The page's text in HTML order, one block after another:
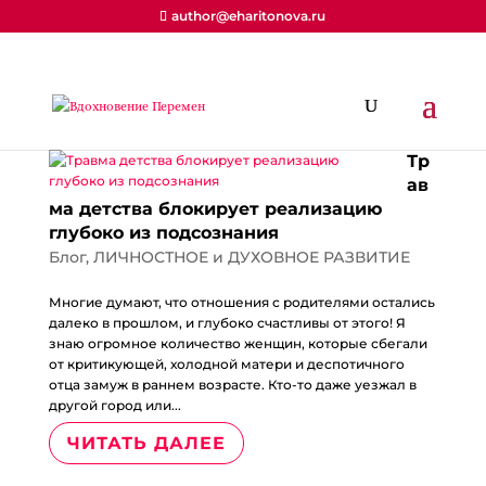
author@eharitonova.ru
Тр
ав
ма детства блокирует реализацию
глубоко из подсознания
Блог, ЛИЧНОСТНОЕ и ДУХОВНОЕ РАЗВИТИЕ
Многие думают, что отношения с родителями остались
далеко в прошлом, и глубоко счастливы от этого! Я
знаю огромное количество женщин, которые сбегали
от критикующей, холодной матери и деспотичного
отца замуж в раннем возрасте. Кто-то даже уезжал в
другой город или...
ЧИТАТЬ ДАЛЕЕ